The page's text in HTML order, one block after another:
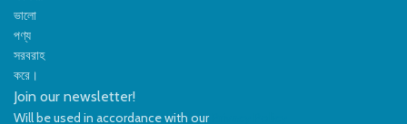
ভালো
পণ্য
সরবরাহ
করে।
Join our newsletter!
Will be used in accordance with our